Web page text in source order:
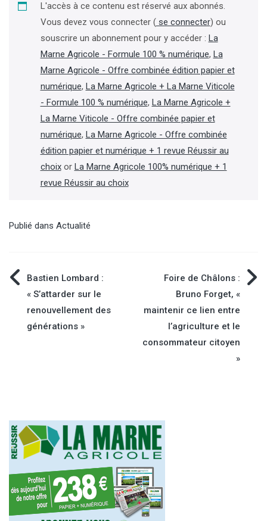
L'accès à ce contenu est réservé aux abonnés.
Vous devez vous connecter (se connecter) ou
souscrire un abonnement pour y accéder : La
Marne Agricole - Formule 100 % numérique, La
Marne Agricole - Offre combinée édition papier et
numérique, La Marne Agricole + La Marne Viticole
- Formule 100 % numérique, La Marne Agricole +
La Marne Viticole - Offre combinée papier et
numérique, La Marne Agricole - Offre combinée
édition papier et numérique + 1 revue Réussir au
choixor La Marne Agricole 100% numérique + 1
revue Réussir au choix
Publié dans Actualité
Navigation
de
l’article
Bastien Lombard :
« S’attarder sur le
renouvellement des
générations »
Foire de Châlons :
Bruno Forget, «
maintenir ce lien entre
l’agriculture et le
consommateur citoyen
»